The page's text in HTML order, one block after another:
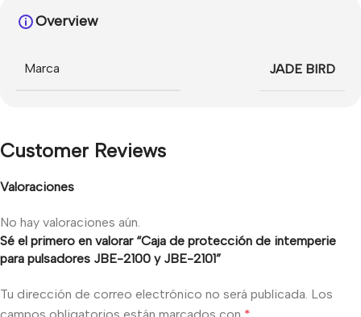
Overview
Marca JADE BIRD
Customer Reviews
Valoraciones
No hay valoraciones aún.
Sé el primero en valorar “Caja de protección de intemperie
para pulsadores JBE-2100 y JBE-2101”
Tu dirección de correo electrónico no será publicada. Los